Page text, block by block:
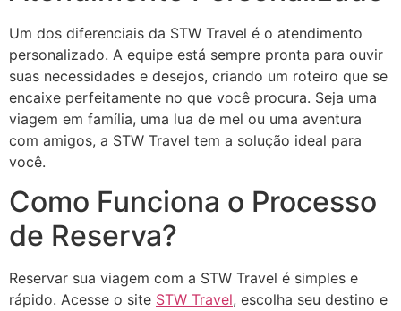
Um dos diferenciais da STW Travel é o atendimento
personalizado. A equipe está sempre pronta para ouvir
suas necessidades e desejos, criando um roteiro que se
encaixe perfeitamente no que você procura. Seja uma
viagem em família, uma lua de mel ou uma aventura
com amigos, a STW Travel tem a solução ideal para
você.
Como Funciona o Processo
de Reserva?
Reservar sua viagem com a STW Travel é simples e
rápido. Acesse o site STW Travel, escolha seu destino e